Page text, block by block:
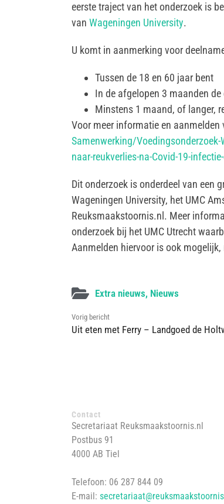
eerste traject van het onderzoek is
van Wageningen University.
U komt in aanmerking voor
Tussen de 18 en 60 jaar bent
In de afgelopen 3 maanden de
Minstens 1 maand, of langer,
Voor meer informatie en aanmelden
Samenwerking/Voedingsonderzoek-
naar-reukverlies-na-Covid-19-
Dit onderzoek is onderdeel van een
Wageningen University, het UMC
Reuksmaakstoornis.nl. Meer
onderzoek bij het UMC Utrecht
Aanmelden hiervoor is ook
Extra nieuws, Nieuws
Vorig bericht
Uit eten met Ferry – Landgoed de
Contact
Secretariaat Reuksmaakstoornis.nl
Postbus 91
4000 AB Tiel
Telefoon: 06 287 844 09
E-mail: